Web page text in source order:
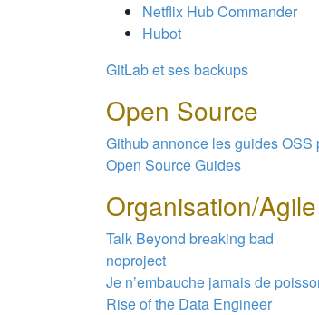
Netflix Hub Commander
Hubot
GitLab et ses backups
Open Source
Github annonce les guides OSS
Open Source Guides
Organisation/Agile
Talk Beyond breaking bad
noproject
Je n’embauche jamais de
Rise of the Data Engineer